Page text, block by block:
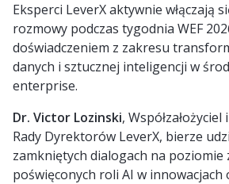
Eksperci LeverX aktywnie włączają
rozmowy podczas tygodnia WEF
doświadczeniem z zakresu
danych i sztucznej inteligencji w
enterprise.
Dr. Victor Lozinski,
Rady Dyrektorów LeverX, bierze
zamkniętych dialogach na poziomie
poświęconych roli AI w innowacjach